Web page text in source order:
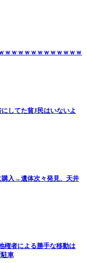
ｗｗｗｗｗｗｗｗｗｗｗｗ
してた貧J民はいないよ
購入→遺体次々発見、天井
権者による勝手な移動は
車